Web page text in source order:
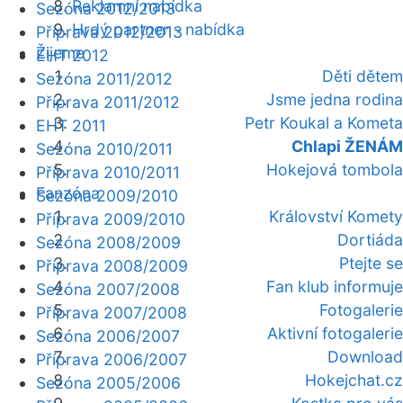
Reklamní nabídka
Hrdý partner - nabídka
Žijeme
Děti dětem
Jsme jedna rodina
Petr Koukal a Kometa
Chlapi ŽENÁM
Hokejová tombola
Fanzóna
Království Komety
Dortiáda
Ptejte se
Fan klub informuje
Fotogalerie
Aktivní fotogalerie
Download
Hokejchat.cz
Sezóna 2012/2013
Příprava 2012/2013
EHT 2012
Sezóna 2011/2012
Příprava 2011/2012
EHT 2011
Sezóna 2010/2011
Příprava 2010/2011
Sezóna 2009/2010
Příprava 2009/2010
Sezóna 2008/2009
Příprava 2008/2009
Sezóna 2007/2008
Příprava 2007/2008
Sezóna 2006/2007
Příprava 2006/2007
Sezóna 2005/2006